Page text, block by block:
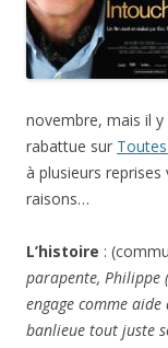
novembre, mais il
rabattue sur
à plusieurs
raisons…
L’histoire :
parapente, Philippe
engage comme
banlieue tout juste